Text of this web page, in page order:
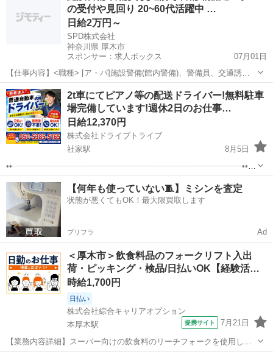
の受付や見回り 20~60代活躍中 …
日給2万円～
SPD株式会社
神奈川県 厚木市
スポンサー：求人ボックス
07月01日
【仕事内容】<職種> [ア・パ]施設警備(館内警備)、警備員、交通誘導
警備 <雇用形態> アルバイト・パート <給与> [ア・パ]日給20,000円～
交通費:全額支給 交通費は全額支給いたします <法定研修あり> 20時間
3日間...
アルバイト・パート
2t車にてピアノ等の配送ドライバー!無料駐車
場完備しています!週休2日のお仕事…
日給12,370円
株式会社ドライブトライブ
社家駅
8月5日
••┈┈┈┈┈┈┈┈┈┈┈┈┈┈┈┈┈┈┈┈┈┈┈┈┈┈┈┈┈•• ✨
🎊新着求人‼🎊✨ 普通免許(AT/MT)の求人案件多数掲載中! https://drive-
x.jp/ 掲載中は積極採用中です!少しでも興...
神奈川 厚木市 社家駅 ドライバー 蓄電池
【何年も使っていない🧵】ミシンを査定
状態が悪くてもOK！最大限買取します
プリフラ Ad
＜厚木市＞飲食料品のフォークリフト入出
荷・ピッキング・検品/日払いOK【経験活…
時給1,700円
日払い
株式会社綜合キャリアオプション
本厚木駅
提携サイト 7月21日
【業務内容詳細】スーパー向けの飲食料のリーチフォークを使用した